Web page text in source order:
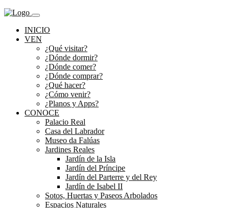
INICIO
VEN
¿Qué visitar?
¿Dónde dormir?
¿Dónde comer?
¿Dónde comprar?
¿Qué hacer?
¿Cómo venir?
¿Planos y Apps?
CONOCE
Palacio Real
Casa del Labrador
Museo da Falúas
Jardines Reales
Jardín de la Isla
Jardín del Príncipe
Jardín del Parterre y del Rey
Jardín de Isabel II
Sotos, Huertas y Paseos Arbolados
Espacios Naturales